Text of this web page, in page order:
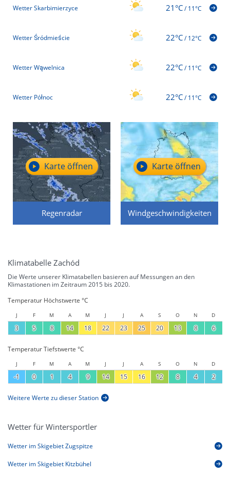
Wetter Skarbimierzyce 21°C/11°C
Wetter Śródmieście 22°C/12°C
Wetter Wąwelnica 22°C/11°C
Wetter Północ 22°C/11°C
Regenradar
Karte öffnen
Windgeschwindigkeiten
Karte öffnen
Klimatabelle Zachód
Die Werte unserer Klimatabellen basieren auf Messungen an den
Klimastationen im Zeitraum 2015 bis 2020.
Temperatur Höchstwerte °C
J F M A M J J A S O N D
3 5 8 14 18 22 23 25 20 13 8 6
Temperatur Tiefstwerte °C
J F M A M J J A S O N D
-1 0 1 4 9 14 15 16 12 8 4 2
Weitere Werte zu dieser Station
Wetter für Wintersportler
Wetter im Skigebiet Zugspitze
Wetter im Skigebiet Kitzbühel